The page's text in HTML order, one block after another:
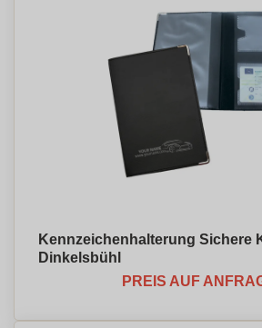
Kennzeichenhalterung Sichere
Dinkelsbühl
PREIS AUF